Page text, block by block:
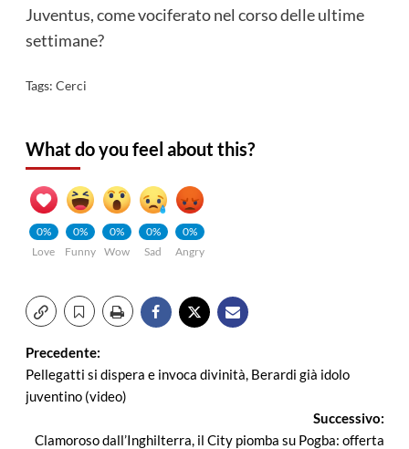
Juventus, come vociferato nel corso delle ultime
settimane?
Tags: Cerci
What do you feel about this?
0%
Love
0%
Funny
0%
Wow
0%
Sad
0%
Angry
Navigazione
articolo
Precedente:
Pellegatti si dispera e invoca divinità, Berardi già idolo
juventino (video)
Successivo:
Clamoroso dall’Inghilterra, il City piomba su Pogba: offerta